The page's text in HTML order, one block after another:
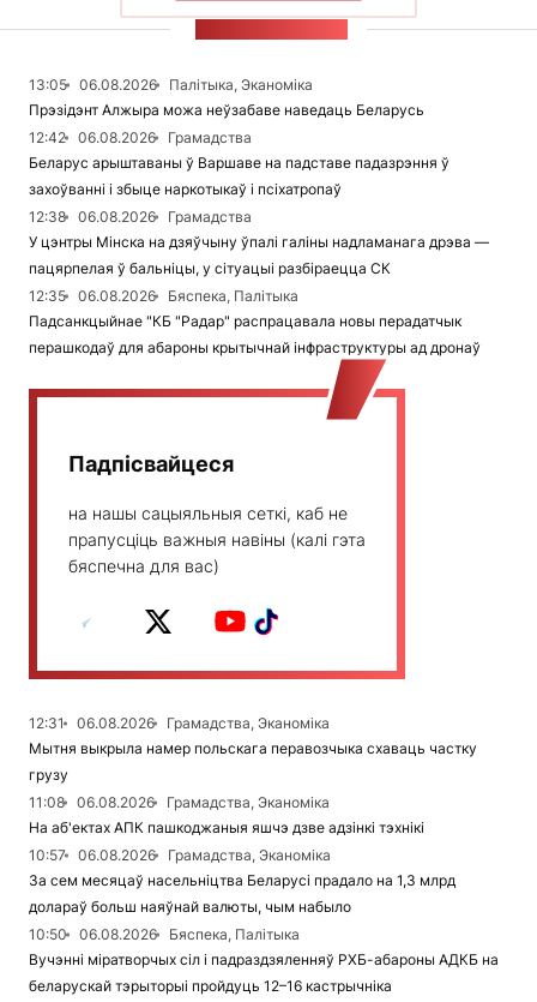
13:05 06.08.2026
Палітыка, Эканоміка
Прэзідэнт Алжыра можа неўзабаве наведаць Беларусь
12:42
06.08.2026
Грамадства
Беларус арыштаваны ў Варшаве на падставе падазрэння ў
захоўванні і збыце наркотыкаў і псіхатропаў
12:38
06.08.2026
Грамадства
У цэнтры Мінска на дзяўчыну ўпалі галіны надламанага дрэва —
пацярпелая ў бальніцы, у сітуацыі разбіраецца СК
12:35
06.08.2026
Бяспека, Палітыка
Падсанкцыйнае "КБ "Радар" распрацавала новы перадатчык
перашкодаў для абароны крытычнай інфраструктуры ад дронаў
Падпісвайцеся
на нашы сацыяльныя сеткі, каб не
прапусціць важныя навіны (калі гэта
бяспечна для вас)
12:31 06.08.2026
Грамадства, Эканоміка
Мытня выкрыла намер польскага перавозчыка схаваць частку
грузу
11:08
06.08.2026
Грамадства, Эканоміка
На аб'ектах АПК пашкоджаныя яшчэ дзве адзінкі тэхнікі
10:57
06.08.2026
Грамадства, Эканоміка
За сем месяцаў насельніцтва Беларусі прадало на 1,3 млрд
долараў больш наяўнай валюты, чым набыло
10:50
06.08.2026
Бяспека, Палітыка
Вучэнні міратворчых сіл і падраздзяленняў РХБ-абароны АДКБ на
беларускай тэрыторыі пройдуць 12–16 кастрычніка